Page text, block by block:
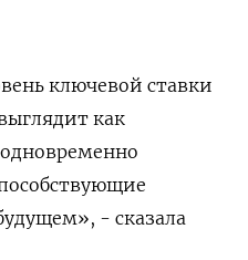
ключевой ставки
как
- сказала